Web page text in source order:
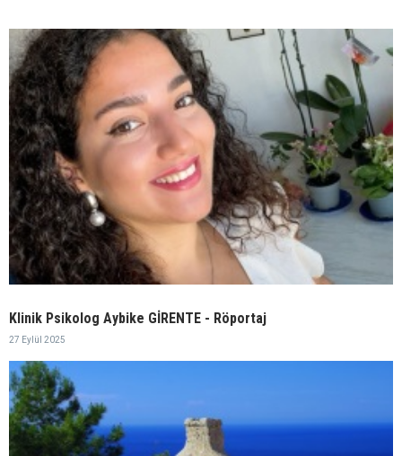
Klinik Psikolog Aybike GİRENTE - Röportaj
27 Eylül 2025